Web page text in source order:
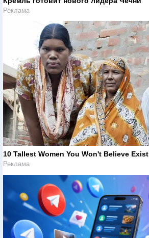
Реклама
10 Tallest Women You Won't Believe Exist
Реклама